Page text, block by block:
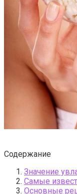
Содержание
Значение
Самые
Основные